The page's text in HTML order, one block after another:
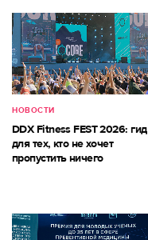
НОВОСТИ
DDX Fitness FEST 2026: гид
для тех, кто не хочет
пропустить ничего